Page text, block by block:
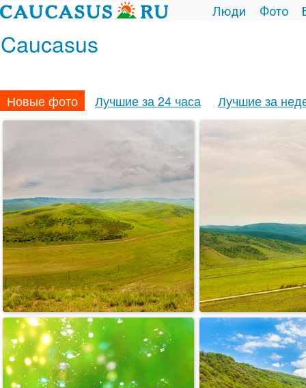
Люди Фото
Caucasus
Новые фото Лучшие за 24 часа Лучшие за